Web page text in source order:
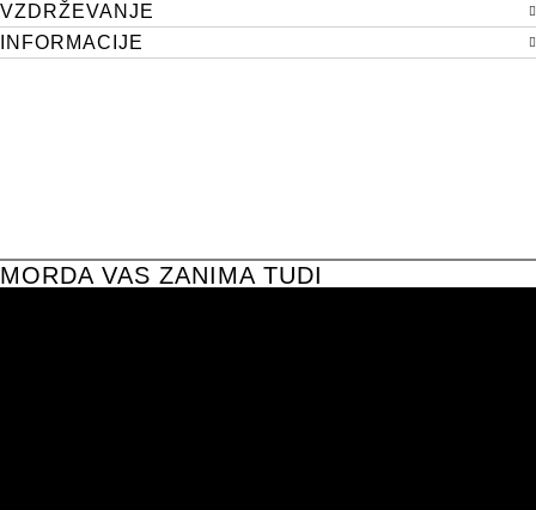
VZDRŽEVANJE
INFORMACIJE
MORDA VAS ZANIMA TUDI